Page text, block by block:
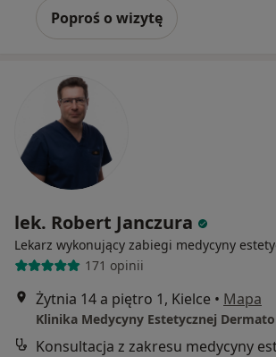
Poproś o wizytę
lek. Robert Janczura
Lekarz wykonujący zabiegi medycyny
171 opinii
Żytnia 14 a piętro 1, Kielce • Mapa